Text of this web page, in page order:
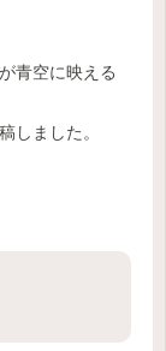
青空に映える
しました。